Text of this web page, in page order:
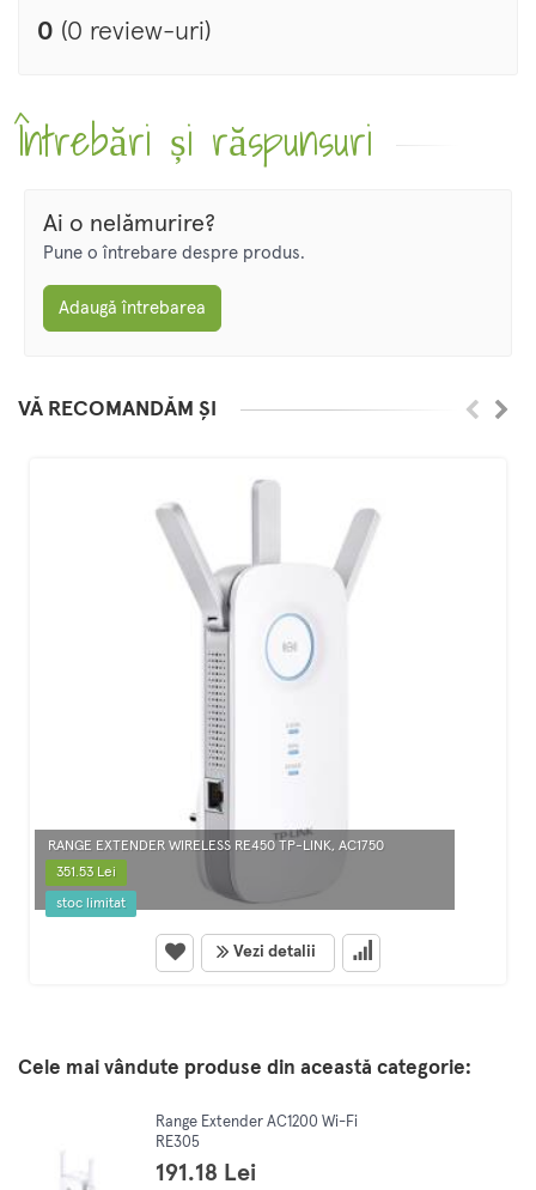
0 (0 review-uri)
Întrebări și răspunsuri
Ai o nelămurire?
Pune o întrebare despre produs.
Adaugă întrebarea
VĂ RECOMANDĂM ȘI
RANGE EXTENDER WIRELESS RE450 TP-LINK, AC1750
351.53 Lei
stoc limitat
Vezi detalii
Cele mai vândute produse din această categorie:
Range Extender AC1200 Wi-Fi
RE305
191.18 Lei